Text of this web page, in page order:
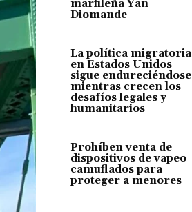
marfileña Yan
Diomande
La política migratoria
en Estados Unidos
sigue endureciéndose
mientras crecen los
desafíos legales y
humanitarios
Prohíben venta de
dispositivos de vapeo
camuflados para
proteger a menores